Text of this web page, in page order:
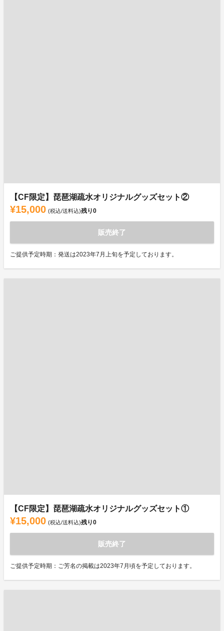
【CF限定】琵琶湖疏水オリジナルグッズセット②
¥15,000 (税込/送料込)残り0
販売終了
ご提供予定時期：発送は2023年7月上旬を予定しております。
【CF限定】琵琶湖疏水オリジナルグッズセット①
¥15,000 (税込/送料込)残り0
販売終了
ご提供予定時期：ご芳名の掲載は2023年7月頃を予定しております。